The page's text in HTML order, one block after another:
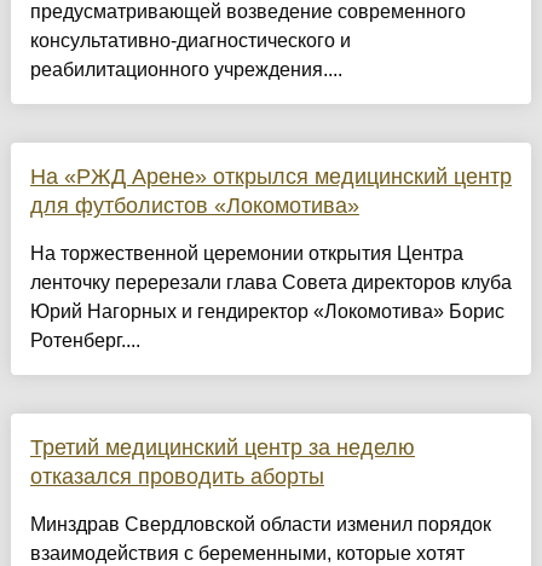
предусматривающей возведение современного
консультативно-диагностического и
реабилитационного учреждения....
На «РЖД Арене» открылся медицинский центр
для футболистов «Локомотива»
На торжественной церемонии открытия Центра
ленточку перерезали глава Совета директоров клуба
Юрий Нагорных и гендиректор «Локомотива» Борис
Ротенберг....
Третий медицинский центр за неделю
отказался проводить аборты
Минздрав Свердловской области изменил порядок
взаимодействия с беременными, которые хотят